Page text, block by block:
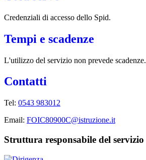
Credenziali di accesso dello Spid.
Tempi e scadenze
L'utilizzo del servizio non prevede scadenze.
Contatti
Tel: 0543 983012
Email: FOIC80900C@istruzione.it
Struttura responsabile del servizio